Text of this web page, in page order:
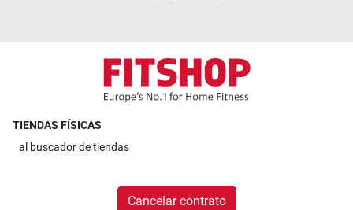
TIENDAS FÍSICAS
al buscador de tiendas
Cancelar contrato